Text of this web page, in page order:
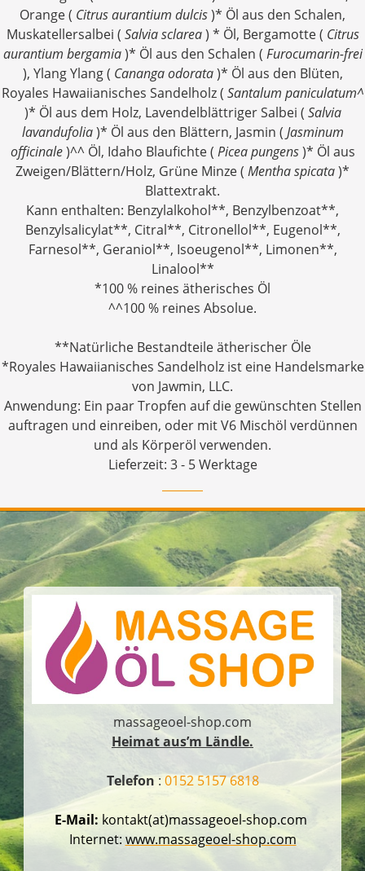
Orange ( Citrus aurantium dulcis)* Öl aus den Schalen,
Muskatellersalbei ( Salvia sclarea) * Öl, Bergamotte ( Citrus
aurantium bergamia)* Öl aus den Schalen ( Furocumarin-frei
), Ylang Ylang ( Cananga odorata)* Öl aus den Blüten,
Royales Hawaiianisches Sandelholz ( Santalum paniculatum^
)* Öl aus dem Holz, Lavendelblättriger Salbei ( Salvia
lavandufolia)* Öl aus den Blättern, Jasmin ( Jasminum
officinale)^^ Öl, Idaho Blaufichte ( Picea pungens)* Öl aus
Zweigen/Blättern/Holz, Grüne Minze ( Mentha spicata)*
Blattextrakt.
Kann enthalten: Benzylalkohol**, Benzylbenzoat**,
Benzylsalicylat**, Citral**, Citronellol**, Eugenol**,
Farnesol**, Geraniol**, Isoeugenol**, Limonen**,
Linalool**
*100 % reines ätherisches Öl
^^100 % reines Absolue.
**Natürliche Bestandteile ätherischer Öle
*Royales Hawaiianisches Sandelholz ist eine Handelsmarke
von Jawmin, LLC.
Anwendung: Ein paar Tropfen auf die gewünschten Stellen
auftragen und einreiben, oder mit V6 Mischöl verdünnen
und als Körperöl verwenden.
Lieferzeit: 3 - 5 Werktage
massageoel-shop.com
Heimat aus’m Ländle.
Telefon: 0152 5157 6818
E-Mail: kontakt(at)massageoel-shop.com
Internet: www.massageoel-shop.com